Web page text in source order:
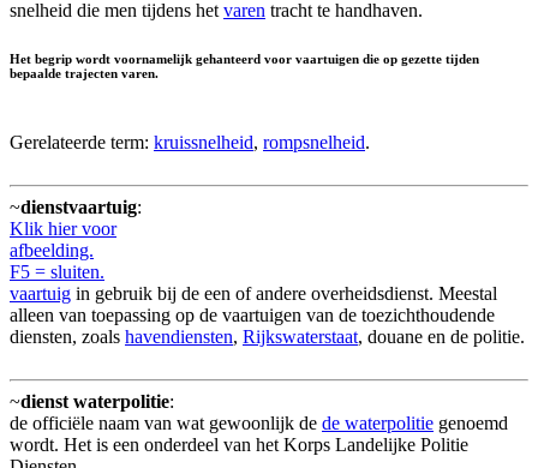
snelheid die men tijdens het varen tracht te handhaven.
Het begrip wordt voornamelijk gehanteerd voor vaartuigen die op gezette tijden
bepaalde trajecten varen.
Gerelateerde term: kruissnelheid, rompsnelheid.
~dienstvaartuig:
Klik hier voor
afbeelding.
F5 = sluiten.
vaartuig in gebruik bij de een of andere overheidsdienst. Meestal
alleen van toepassing op de vaartuigen van de toezichthoudende
diensten, zoals havendiensten, Rijkswaterstaat, douane en de politie.
~dienst waterpolitie:
de officiële naam van wat gewoonlijk de de waterpolitie genoemd
wordt. Het is een onderdeel van het Korps Landelijke Politie